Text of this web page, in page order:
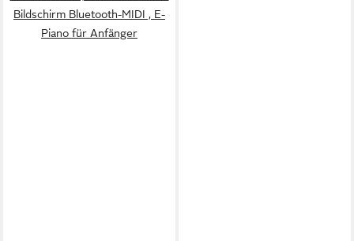
Bildschirm Bluetooth-MIDI , E-
Piano für Anfänger